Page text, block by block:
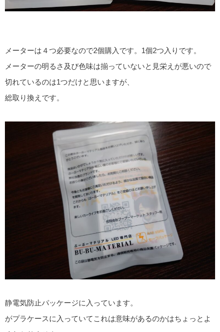
メーターは４つ必要なので2個購入です。1個2つ入りです。
メーターの明るさ及び色味は揃っていないと見栄えが悪いので
切れているのは1つだけと思いますが、
総取り換えです。
静電気防止パッケージに入っています。
がプラケースに入っていてこれは意味があるのかはちょっとよ